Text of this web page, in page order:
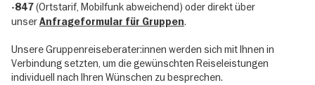
-847(Ortstarif, Mobilfunk abweichend) oder direkt über
unserAnfrageformular für Gruppen.
Unsere Gruppenreiseberater:innen werden sich mit Ihnen in
Verbindung setzten, um die gewünschten Reiseleistungen
individuell nach Ihren Wünschen zu besprechen.